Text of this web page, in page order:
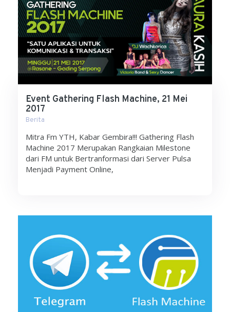
Event Gathering Flash Machine, 21 Mei
2017
Berita
Mitra Fm YTH, Kabar Gembira!!! Gathering Flash
Machine 2017 Merupakan Rangkaian Milestone
dari FM untuk Bertranformasi dari Server Pulsa
Menjadi Payment Online,